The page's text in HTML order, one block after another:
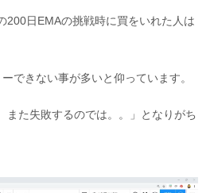
200日EMAの挑戦時に買をいれた人は
できない事が多いと仰っています。
また失敗するのでは。。」となりがち